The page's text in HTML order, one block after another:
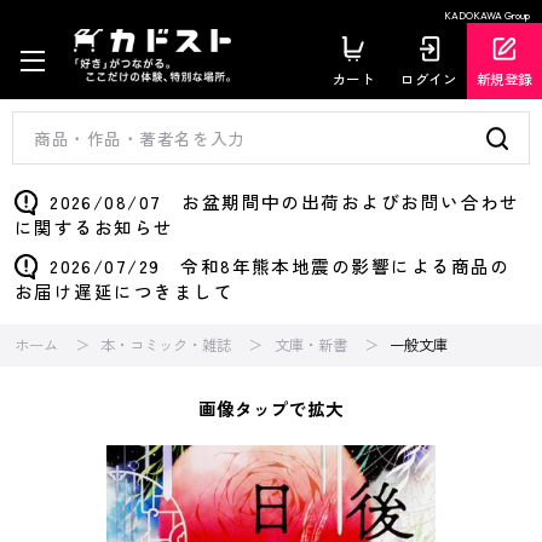
KADOKAWA Group
カート ログイン 新規登録
2026/08/07 お盆期間中の出荷およびお問い合わせ
に関するお知らせ
2026/07/29 令和8年熊本地震の影響による商品の
お届け遅延につきまして
ホーム 本・コミック・雑誌 文庫・新書 一般文庫
画像タップで拡大